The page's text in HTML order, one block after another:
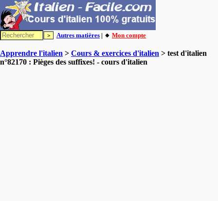
Autres matières | 🔸 Mon compte
Apprendre l'italien > Cours & exercices d'italien > test d'italien
n°82170 : Pièges des suffixes! - cours d'italien